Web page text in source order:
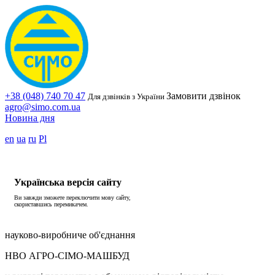
+38 (048) 740 70 47 Для дзвінків з України Замовити дзвінок
agro@simo.com.ua
Новина дня
en ua ru Pl
Українська версія сайту
Ви завжди зможете переключити мову сайту,
скориставшись перемикачем.
науково-виробниче об'єднання
НВО АГРО-СІМО-МАШБУД